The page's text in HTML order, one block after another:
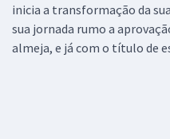
inicia a transformação da
sua jornada rumo a
almeja, e já com o título de